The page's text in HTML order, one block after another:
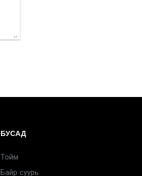
БУСАД
Тойм
Байр суурь